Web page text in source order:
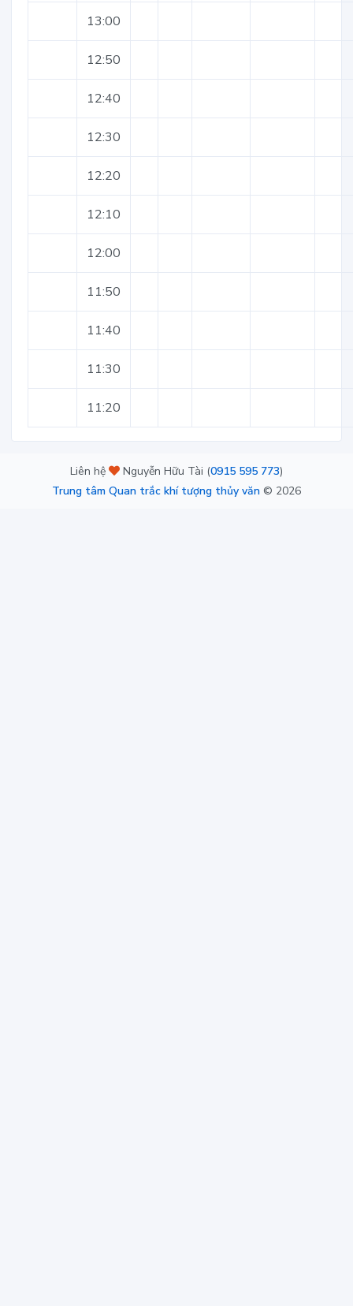
13:00
12:50
12:40
12:30
12:20
12:10
12:00
11:50
11:40
11:30
11:20
Liên hệ Nguyễn Hữu Tài (0915 595 773)
Trung tâm Quan trắc khí tượng thủy văn © 2026